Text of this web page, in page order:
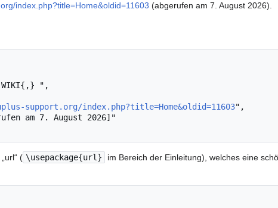
index.php?title=Home&oldid=11603 (abgerufen am 7. August 2026).
support.org/index.php?title=Home&oldid=11603",
( \usepackage{url}
im Bereich der Einleitung), welches eine